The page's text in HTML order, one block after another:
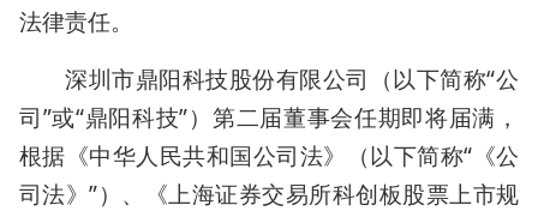
法律责任。
深圳市鼎阳科技股份有限公司（以下简称“公
司”或“鼎阳科技”）第二届董事会任期即将届满，
根据《中华人民共和国公司法》（以下简称“《公
司法》”）、《上海证券交易所科创板股票上市规